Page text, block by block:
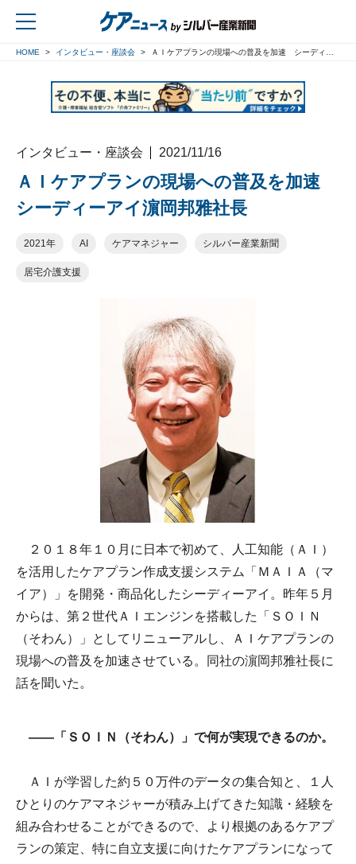
HOME インタビュー・座談会 ＡＩケアプランの現場への普及を加速 シーディーアイ濵岡邦雅社長
インタビュー・座談会 2021/11/16
ＡＩケアプランの現場への普及を加速
シーディーアイ濵岡邦雅社長
2021年 AI ケアマネジャー シルバー産業新聞
居宅介護支援
２０１８年１０月に日本で初めて、人工知能（ＡＩ）
を活用したケアプラン作成支援システム「ＭＡＩＡ（マ
イア）」を開発・商品化したシーディーアイ。昨年５月
からは、第２世代ＡＩエンジンを搭載した「ＳＯＩＮ
（そわん）」としてリニューアルし、ＡＩケアプランの
現場への普及を加速させている。同社の濵岡邦雅社長に
話を聞いた。
――「ＳＯＩＮ（そわん）」で何が実現できるのか。
ＡＩが学習した約５０万件のデータの集合知と、１人
ひとりのケアマネジャーが積み上げてきた知識・経験を
組み合わせることができるので、より根拠のあるケアプ
ランの策定、特に自立支援に向けたケアプランになって